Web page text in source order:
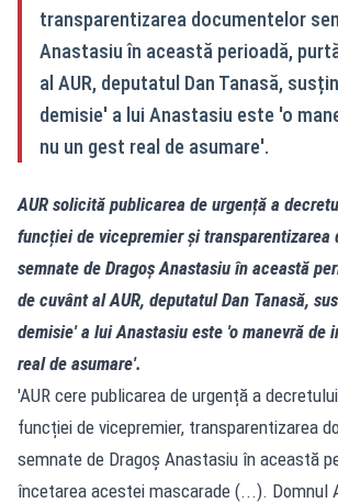
transparentizarea documentelor
Anastasiu în această perioadă,
al AUR, deputatul Dan Tanasă,
demisie' a lui Anastasiu este 'o
nu un gest real de asumare'.
AUR solicită publicarea de urgență a
funcției de vicepremier și transparentizarea
semnate de Dragoș Anastasiu în această
de cuvânt al AUR, deputatul Dan Tanasă,
demisie' a lui Anastasiu este 'o manevră de
real de asumare'.
'AUR cere publicarea de urgență a
funcției de vicepremier, transparentizarea
semnate de Dragoș Anastasiu în această
încetarea acestei mascarade (...). Domnul